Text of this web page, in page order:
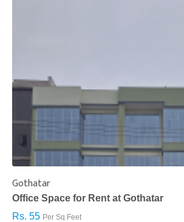
Gothatar
Office Space for Rent at Gothatar
Rs. 55 Per Sq.Feet